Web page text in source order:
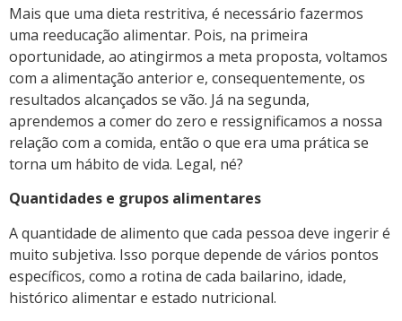
Mais que uma dieta restritiva, é necessário fazermos
uma reeducação alimentar. Pois, na primeira
oportunidade, ao atingirmos a meta proposta, voltamos
com a alimentação anterior e, consequentemente, os
resultados alcançados se vão. Já na segunda,
aprendemos a comer do zero e ressignificamos a nossa
relação com a comida, então o que era uma prática se
torna um hábito de vida. Legal, né?
Quantidades e grupos alimentares
A quantidade de alimento que cada pessoa deve ingerir é
muito subjetiva. Isso porque depende de vários pontos
específicos, como a rotina de cada bailarino, idade,
histórico alimentar e estado nutricional.